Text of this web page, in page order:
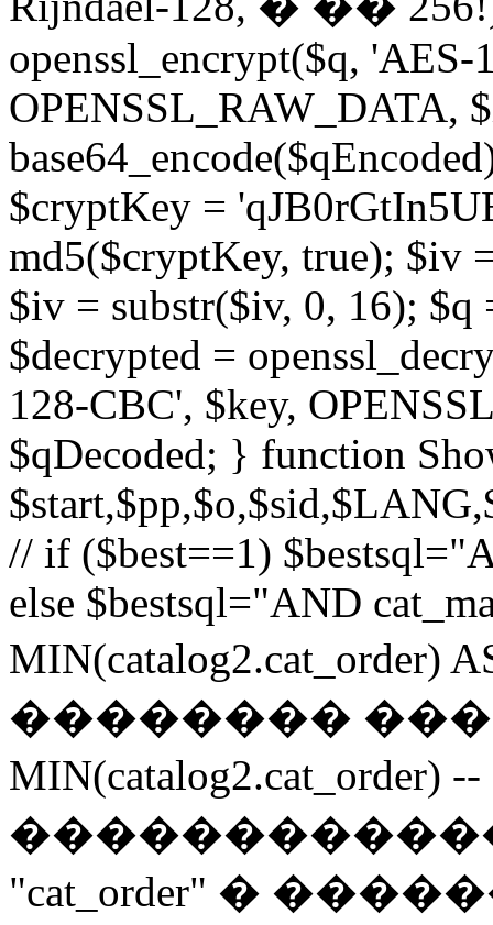
openssl_encrypt($q, 'AES-
OPENSSL_RAW_DATA,
$cryptKey =
md5($cryptKey, true); $iv
$iv = substr($iv, 0, 16); $q
$decrypted =
128-CBC', $key,
$qDecoded; } function
// if ($best==1)
else $bestsql="AND
MIN(catalog2.cat_order)
��������
"cat_order" �